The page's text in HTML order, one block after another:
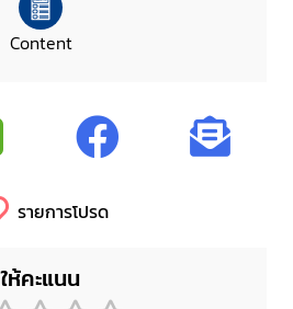
Content
รายการโปรด
ให้คะแนน